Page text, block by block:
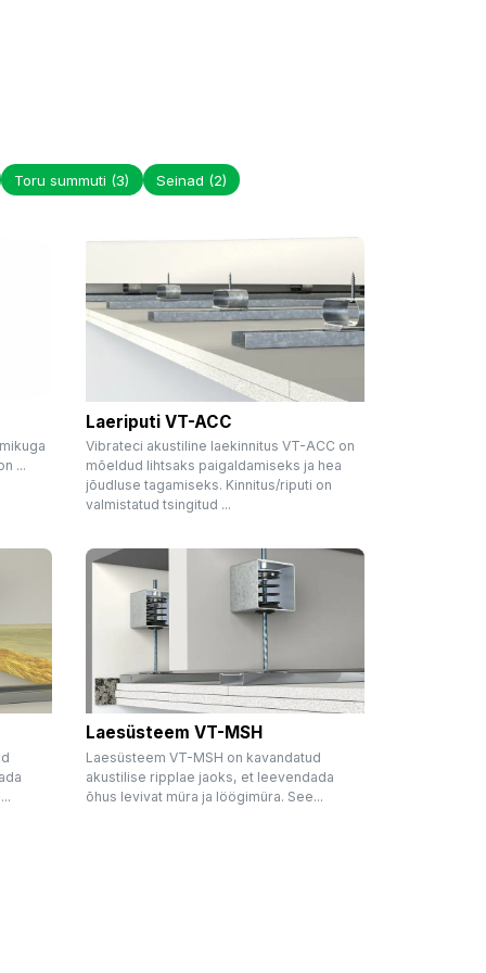
Toru summuti (3) Seinad (2)
...
Laeriputi VT-ACC
Vibrateci akustiline laekinnitus VT-ACC on
mõeldud lihtsaks paigaldamiseks ja hea
jõudluse tagamiseks. Kinnitus/riputi on
valmistatud tsingitud ...
Laesüsteem VT-MSH
Laesüsteem VT-MSH on kavandatud
akustilise ripplae jaoks, et leevendada
õhus levivat müra ja löögimüra. See...